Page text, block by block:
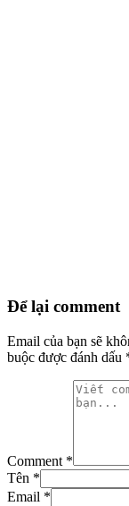
Để lại comment
Email của bạn sẽ
buộc được đánh dấu
Comment *
Tên *
Email *